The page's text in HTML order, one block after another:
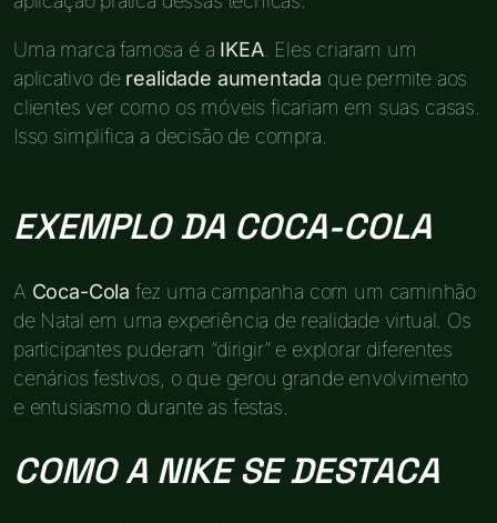
Uma marca famosa é a IKEA. Eles criaram um
aplicativo de realidade aumentada que permite aos
clientes ver como os móveis ficariam em suas casas.
Isso simplifica a decisão de compra.
EXEMPLO DA COCA-COLA
A Coca-Cola fez uma campanha com um caminhão
de Natal em uma experiência de realidade virtual. Os
participantes puderam “dirigir” e explorar diferentes
cenários festivos, o que gerou grande envolvimento
e entusiasmo durante as festas.
COMO A NIKE SE DESTACA